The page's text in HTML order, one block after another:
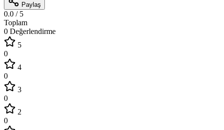
Paylaş
0.0 / 5
Toplam
0 Değerlendirme
5
0
4
0
3
0
2
0